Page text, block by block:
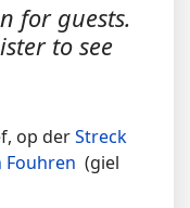
for guests.
to see
op derStreck
Fouhren (giel